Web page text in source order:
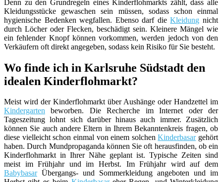
Denn zu den Grundregeln eines Kinderflohmarkts zählt, dass alle
Kleidungsstücke gewaschen sein müssen, sodass schon einmal
hygienische Bedenken wegfallen. Ebenso darf dieKleidung nicht
durch Löcher oder Flecken, beschädigt sein. Kleinere Mängel wie
ein fehlender Knopf können vorkommen, werden jedoch von den
Verkäufern oft direkt angegeben, sodass kein Risiko für Sie besteht.
Wo finde ich in Karlsruhe Südstadt den
idealen Kinderflohmarkt?
Meist wird der Kinderflohmarkt über Aushänge oder Handzettel im
Kindergarten beworben. Die Recherche im Internet oder der
Tageszeitung lohnt sich darüber hinaus auch immer. Zusätzlich
können Sie auch andere Eltern in Ihrem Bekanntenkreis fragen, ob
diese vielleicht schon einmal von einem solchenKinderbasargehört
haben. Durch Mundpropaganda können Sie oft herausfinden, ob ein
Kinderflohmarkt in Ihrer Nähe geplant ist. Typische Zeiten sind
meist im Frühjahr und im Herbst. Im Frühjahr wird auf dem
BabybasarÜbergangs- und Sommerkleidung angeboten und im